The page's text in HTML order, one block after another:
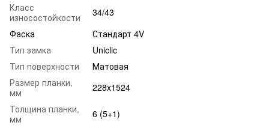
Класс
износостойкости
34/43
Фаска
Стандарт 4V
Тип замка
Uniclic
Тип поверхности
Матовая
Размер планки,
мм
228x1524
Толщина планки,
мм
6 (5+1)